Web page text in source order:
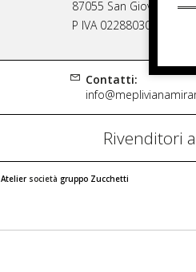
87055 San Giovanni in
P IVA 02288030782
Contatti:
Rivenditori
Atelier società gruppo Zucchetti